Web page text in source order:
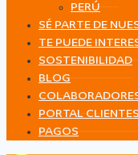
PERÚ
SÉ PARTE DE
TE PUEDE
SOSTENIBILIDAD
BLOG
PORTAL
PAGOS